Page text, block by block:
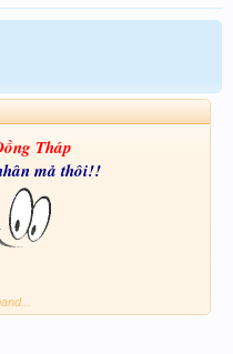
may mắn
Tháp
mả thôi!!
Thẳng
là chết A Đồng nà